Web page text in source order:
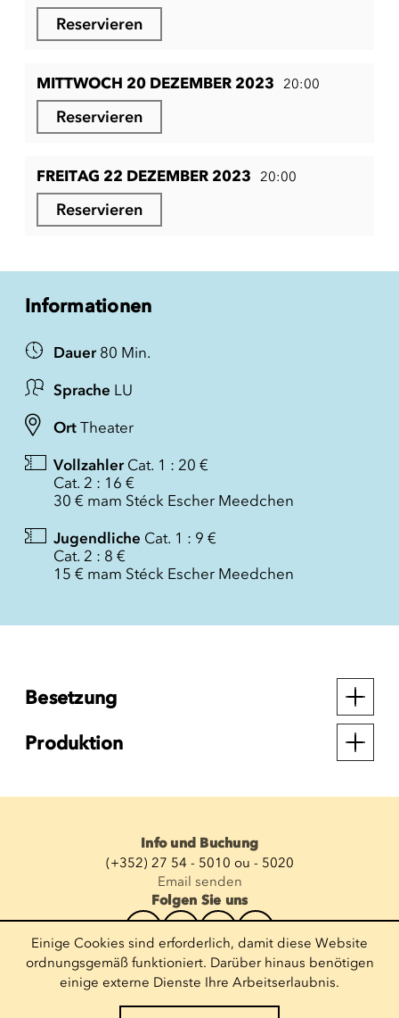
Reservieren
MITTWOCH 20 DEZEMBER 2023 20:00
Reservieren
FREITAG 22 DEZEMBER 2023 20:00
Reservieren
Informationen
Dauer 80 Min.
Sprache LU
Ort Theater
Vollzahler Cat. 1 : 20 €
Cat. 2 : 16 €
30 € mam Stéck Escher Meedchen
Jugendliche Cat. 1 : 9 €
Cat. 2 : 8 €
15 € mam Stéck Escher Meedchen
Besetzung
Produktion
Info und Buchung
(+352) 27 54 - 5010 ou - 5020
Email senden
Folgen Sie uns
Newsletter abonnieren
E-Mail eingeben
Einige Cookies sind erforderlich, damit diese Website
ordnungsgemäß funktioniert. Darüber hinaus benötigen
einige externe Dienste Ihre Arbeitserlaubnis.